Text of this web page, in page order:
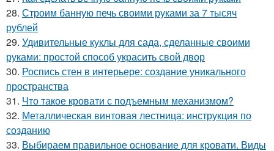
28. Строим банную печь своими руками за 7 тысяч
рублей
29. Удивительные куклы для сада, сделанные своими
руками: простой способ украсить свой двор
30. Роспись стен в интерьере: создание уникального
пространства
31. Что такое кровати с подъемным механизмом?
32. Металлическая винтовая лестница: инструкция по
созданию
33. Выбираем правильное основание для кровати. Виды